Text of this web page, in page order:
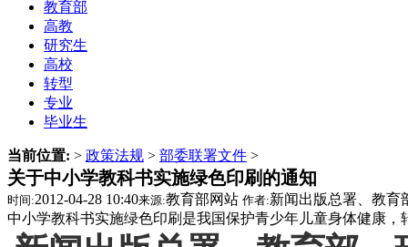
教育部
高教
研究生
高校
转型
专业
毕业生
当前位置: > 政策法规 > 部委联署文件 >
关于中小学教科书实施绿色印刷的通知
时间:2012-04-28 10:40来源:教育部网站 作者:新闻出版总署、教育
中小学教科书实施绿色印刷是我国保护青少年儿童身体健康